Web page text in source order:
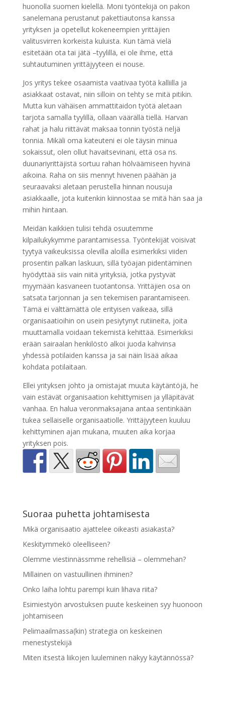
huonolla suomen kielellä. Moni työntekijä on pakon
sanelemana perustanut pakettiautonsa kanssa
yrityksen ja opetellut kokeneempien yrittäjien
valitusvirren korkeista kuluista. Kun tämä vielä
esitetään ota tai jätä –tyylillä, ei ole ihme, että
suhtautuminen yrittäjyyteen ei nouse.
Jos yritys tekee osaamista vaativaa työtä kalliilla ja
asiakkaat ostavat, niin silloin on tehty se mitä pitikin.
Mutta kun vähäisen ammattitaidon työtä aletaan
tarjota samalla tyylillä, ollaan väärällä tiellä. Harvan
rahat ja halu riittävät maksaa tonnin työstä neljä
tonnia. Mikäli oma kateuteni ei ole täysin minua
sokaissut, olen ollut havaitsevinani, että osa ns.
duunariyrittäjistä sortuu rahan hölväämiseen hyvinä
aikoina. Raha on siis mennyt hivenen päähän ja
seuraavaksi aletaan perustella hinnan nousuja
asiakkaalle, jota kuitenkin kiinnostaa se mitä hän saa ja
mihin hintaan.
Meidän kaikkien tulisi tehdä osuutemme
kilpailukykymme parantamisessa. Työntekijät voisivat
tyytyä vaikeuksissa olevilla aloilla esimerkiksi viiden
prosentin palkan laskuun, sillä työajan pidentäminen
hyödyttää siis vain niitä yrityksiä, jotka pystyvät
myymään kasvaneen tuotantonsa. Yrittäjien osa on
satsata tarjonnan ja sen tekemisen parantamiseen.
Tämä ei välttämättä ole erityisen vaikeaa, sillä
organisaatioihin on usein pesiytynyt rutiineita, joita
muuttamalla voidaan tekemistä kehittää. Esimerkiksi
erään sairaalan henkilöstö alkoi juoda kahvinsa
yhdessä potilaiden kanssa ja sai näin lisää aikaa
kohdata potilaitaan.
Ellei yrityksen johto ja omistajat muuta käytäntöjä, he
vain estävät organisaation kehittymisen ja ylläpitävät
vanhaa. En halua veronmaksajana antaa sentinkään
tukea sellaiselle organisaatiolle. Yrittäjyyteen kuuluu
kehittyminen ajan mukana, muuten aika korjaa
yrityksen pois.
Suoraa puhetta johtamisesta
Mikä organisaatio ajattelee oikeasti asiakasta?
Keskitymmekö oleelliseen?
Olemme viestinnässmme rehellisiä – olemmehan?
Millainen on vastuullinen ihminen?
Onko laiha lohtu parempi kuin lihava riita?
Esimiestyön arvostuksen puute keskeinen syy huonoon
johtamiseen
Pelimaailmassa(kin) strategia on keskeinen
menestystekijä
Miten itsestä liikojen luuleminen näkyy käytännössä?